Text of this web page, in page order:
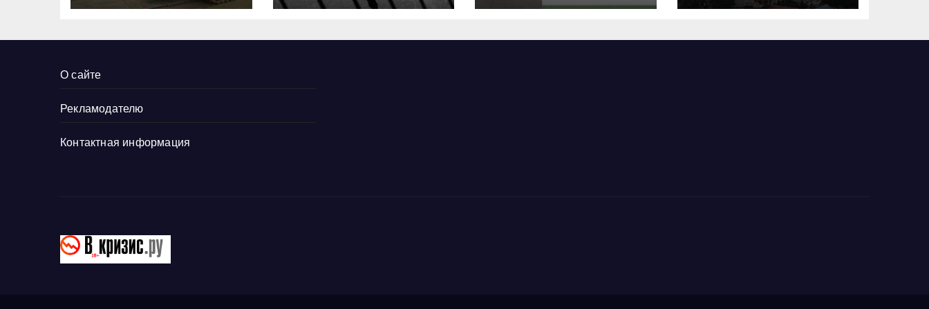
на взрыв
О сайте
Рекламодателю
Контактная информация